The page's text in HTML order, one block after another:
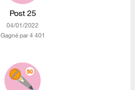
Post 25
‎04/01/2022
Gagné par 4 401